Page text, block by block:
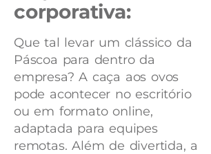
corporativa:
Que tal levar um clássico da
Páscoa para dentro da
empresa? A caça aos ovos
pode acontecer no escritório
ou em formato online,
adaptada para equipes
remotas. Além de divertida, a